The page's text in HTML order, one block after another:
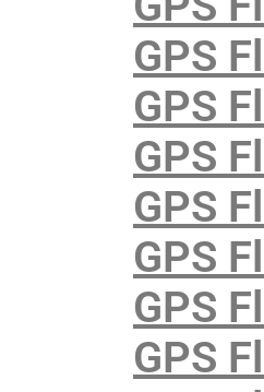
GPS
GPS
GPS
GPS
GPS
GPS
GPS